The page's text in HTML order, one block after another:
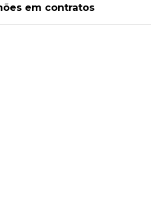
em contratos